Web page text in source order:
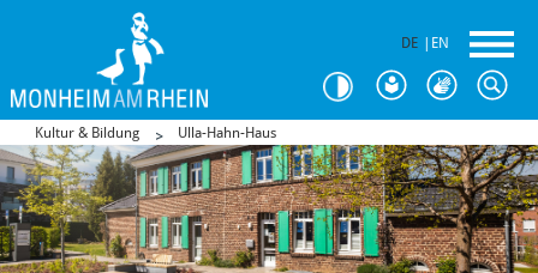
DE EN
Kultur & Bildung Ulla-Hahn-Haus